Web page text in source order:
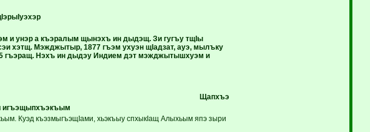
и унэр а къэралым щынэхъ ин дыдэщ. Зи гугъу тщIы
хэтщ. Мэжджытыр, 1877 гъэм ухуэн щIадзат, ауэ, мылъку
гъэращ. Нэхъ ин дыдэу Индием дэт мэжджытышхуэм и
Щапхъэ
игъэщыпхъэкъым
Куэд къэзмыгъэщIами, хьэкъыу спхыкIащ Алыхьым япэ зыри